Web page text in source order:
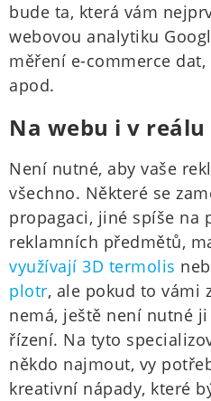
bude ta, která vám
webovou analytiku
měření e-commerce
apod.
Na webu i v reálu
Není nutné, aby vaše
všechno. Některé se
propagaci, jiné spíše na
reklamních předmětů,
využívají 3D termolis
plotr, ale pokud to vámi
nemá, ještě není nutné
řízení. Na tyto
někdo najmout, vy
kreativní nápady, které